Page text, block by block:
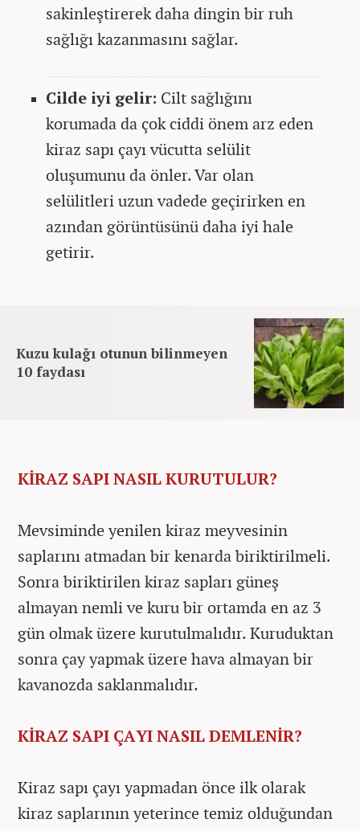
sakinleştirerek daha dingin bir ruh
sağlığı kazanmasını sağlar.
Cilde iyi gelir: Cilt sağlığını
korumada da çok ciddi önem arz eden
kiraz sapı çayı vücutta selülit
oluşumunu da önler. Var olan
selülitleri uzun vadede geçirirken en
azından görüntüsünü daha iyi hale
getirir.
Kuzu kulağı otunun bilinmeyen
10 faydası
KİRAZ SAPI NASIL KURUTULUR?
Mevsiminde yenilen kiraz meyvesinin
saplarını atmadan bir kenarda biriktirilmeli.
Sonra biriktirilen kiraz sapları güneş
almayan nemli ve kuru bir ortamda en az 3
gün olmak üzere kurutulmalıdır. Kuruduktan
sonra çay yapmak üzere hava almayan bir
kavanozda saklanmalıdır.
KİRAZ SAPI ÇAYI NASIL DEMLENİR?
Kiraz sapı çayı yapmadan önce ilk olarak
kiraz saplarının yeterince temiz olduğundan